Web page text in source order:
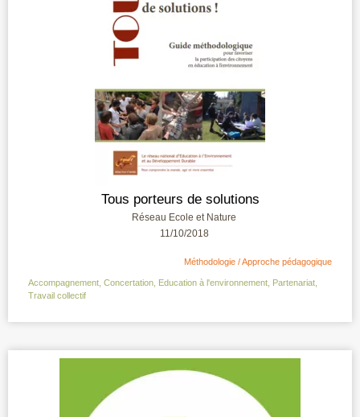
Tous porteurs de solutions
Réseau Ecole et Nature
11/10/2018
Méthodologie / Approche pédagogique
Accompagnement Concertation Education à l'environnement Partenariat
Travail collectif